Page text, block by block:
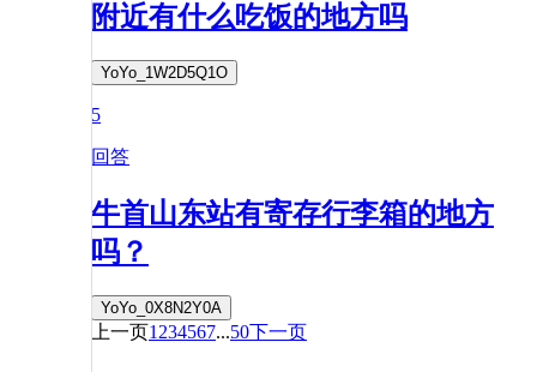
附近有什么吃饭的地方吗
YoYo_1W2D5Q1O
5
回答
牛首山东站有寄存行李箱的地方
吗？
YoYo_0X8N2Y0A
上一页1 234567...50下一页